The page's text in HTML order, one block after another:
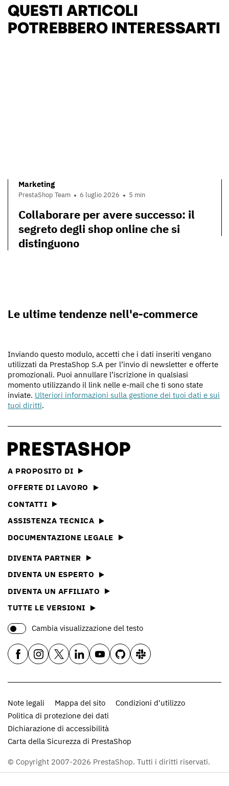
QUESTI ARTICOLI
POTREBBERO INTERESSARTI
Marketing
PrestaShop Team 6 luglio 2026 5 min
Collaborare per avere successo: il
segreto degli shop online che si
distinguono
Le ultime tendenze nell'e-commerce
Inviando questo modulo, accetti che i dati inseriti vengano
utilizzati da PrestaShop S.A per l’invio di newsletter e offerte
promozionali. Puoi annullare l’iscrizione in qualsiasi
momento utilizzando il link nelle e-mail che ti sono state
inviate. Ulteriori informazioni sulla gestione dei tuoi dati e sui
tuoi diritti.
A PROPOSITO DI
OFFERTE DI LAVORO
CONTATTI
ASSISTENZA TECNICA
DOCUMENTAZIONE LEGALE
DIVENTA PARTNER
DIVENTA UN ESPERTO
DIVENTA UN AFFILIATO
TUTTE LE VERSIONI
Cambia visualizzazione del testo
Note legali Mappa del sito
Condizioni d'utilizzo
Politica di protezione dei dati
Dichiarazione di accessibilità
Carta della Sicurezza di PrestaShop
© Copyright 2007-2026 PrestaShop. Tutti i diritti riservati.